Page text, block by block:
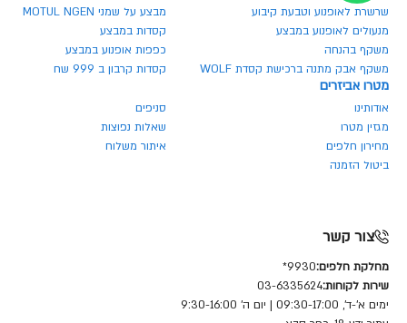
שרשרת לאופנוע וטבעת קיבוע
מבצע על שמני MOTUL NGEN
מנעולים לאופנוע במבצע
קסדות במבצע
משקף בהנחה
כפפות אופנוע במבצע
משקף אבק מתנה ברכישת קסדת WOLF
קסדות קרבון ב 999 שח
מטרו אביזרים
אודותינו
סניפים
מגזין מטרו
שאלות נפוצות
מחירון חלפים
איתור משלוח
ביטול הזמנה
צור קשר
מחלקת חלפים:9930*
שירות לקוחות:03-6335624
ימים א'-ד', 09:30-17:00 | יום ה' 9:30-16:00